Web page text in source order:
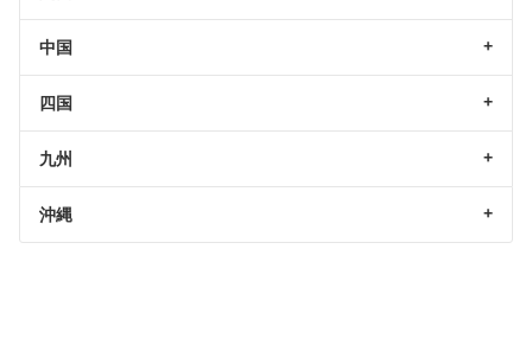
中国
四国
九州
沖縄